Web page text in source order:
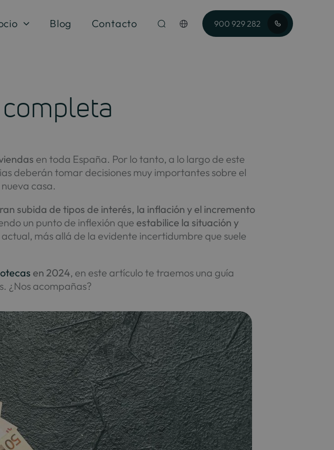
Blog Contacto 900 929 282
en toda España. Por lo tanto, a lo largo de este
deberán tomar decisiones muy importantes sobre el
casa.
subida de tipos de interés, la inflación y el incremento
un punto de inflexión que estabilice la situación y
más allá de la evidente incertidumbre que suele
en 2024, en este artículo te traemos una guía
¿Nos acompañas?